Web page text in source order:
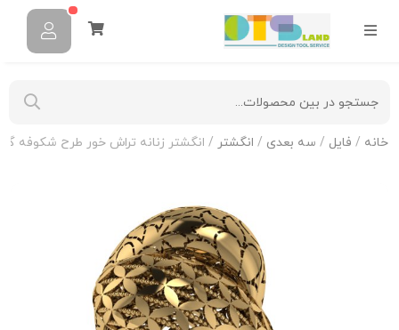
خانه / فایل / سه بعدی / انگشتر / انگشتر زنانه تراش خور طرح شکوفه